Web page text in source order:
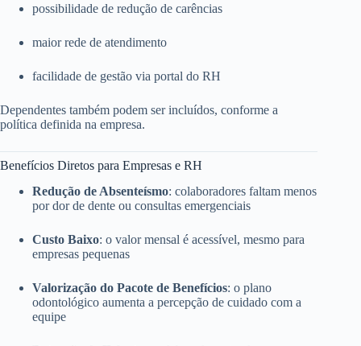
possibilidade de redução de carências
maior rede de atendimento
facilidade de gestão via portal do RH
Dependentes também podem ser incluídos, conforme a
política definida na empresa.
Benefícios Diretos para Empresas e RH
Redução de Absenteísmo: colaboradores faltam menos
por dor de dente ou consultas emergenciais
Custo Baixo: o valor mensal é acessível, mesmo para
empresas pequenas
Valorização do Pacote de Benefícios: o plano
odontológico aumenta a percepção de cuidado com a
equipe